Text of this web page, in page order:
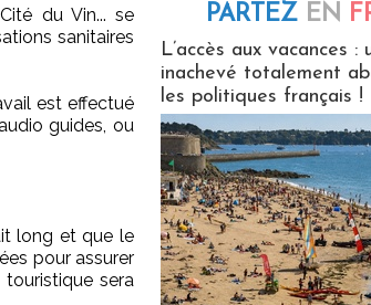
du Vin... se
sanitaires
est effectué
guides, ou
long et que le
pour assurer
sera
PARTEZ EN
L’accès aux vacances :
inachevé totalement
les politiques français !